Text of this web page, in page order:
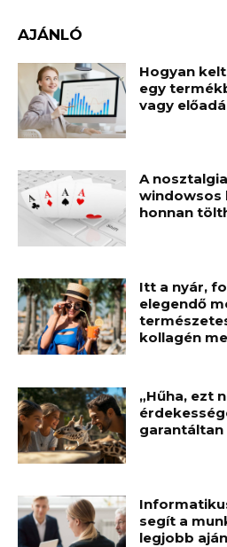
AJÁNLÓ
Hogyan
egy
vagy
A
windowsos
honnan
Itt a nyár,
elegendő
kollagén
„Hűha, ezt
segít a
legjobb